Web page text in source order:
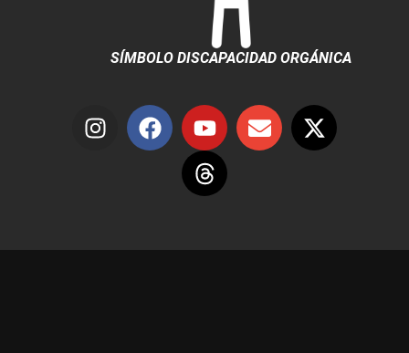
SÍMBOLO DISCAPACIDAD ORGÁNICA